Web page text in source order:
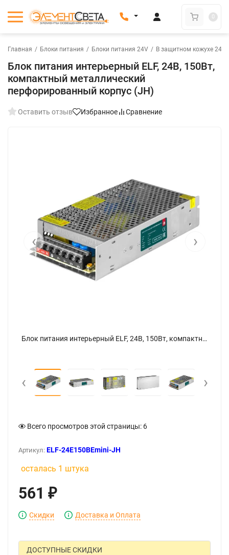
0
Главная / Блоки питания / Блоки питания 24V / В защитном кожухе 24V
Блок питания интерьерный ELF, 24В, 150Вт,
компактный металлический
перфорированный корпус (JH)
Оставить отзыв Избранное Сравнение
Блок питания интерьерный ELF, 24В, 150Вт, компактный металлический перфорированный корпус (JH) - фото
‹ ›
‹ ›
Всего просмотров этой страницы: 6
Артикул: ELF-24E150BEmini-JH
осталась 1 штука
561 ₽
Скидки Доставка и Оплата
ДОСТУПНЫЕ СКИДКИ